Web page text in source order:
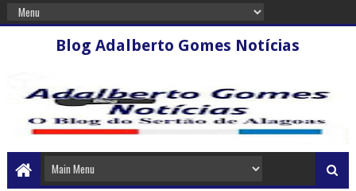
Blog Adalberto Gomes Notícias